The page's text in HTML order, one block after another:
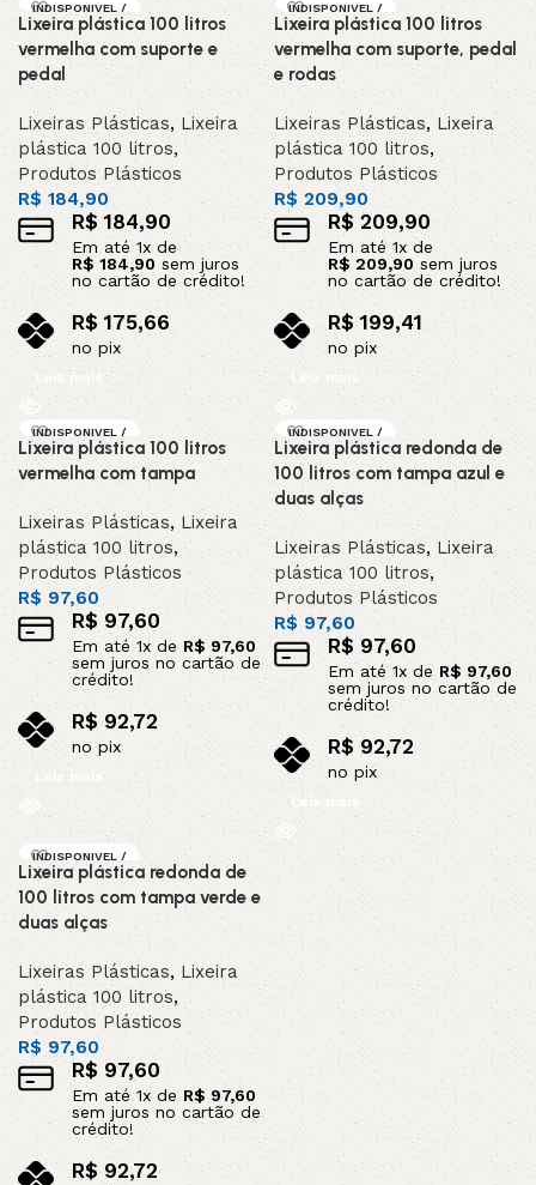
INDISPONIVEL /
SOB ENCOMEND
A
Lixeira plástica 100 litros
vermelha com suporte e
pedal
Lixeiras Plásticas, Lixeira
plástica 100 litros,
Produtos Plásticos
R$184,90
R$ 184,90
Em até 1x de
R$ 184,90sem juros
no cartão de crédito!
R$175,66
no pix
Leia mais
INDISPONIVEL /
SOB ENCOMEND
A
Lixeira plástica 100 litros
vermelha com suporte, pedal
e rodas
Lixeiras Plásticas,Lixeira
plástica 100 litros,
Produtos Plásticos
R$209,90
R$ 209,90
Em até1x de
R$ 209,90 sem juros
no cartão de crédito!
R$199,41
no pix
Leia mais
INDISPONIVEL /
SOB ENCOMEND
A
Lixeira plástica 100 litros
vermelha com tampa
Lixeiras Plásticas, Lixeira
plástica 100 litros,
Produtos Plásticos
R$97,60
R$ 97,60
Em até1x de R$97,60
sem juros no cartão de
crédito!
R$ 92,72
no pix
Leia mais
INDISPONIVEL /
SOB ENCOMEND
A
Lixeira plástica redonda de
100 litros com tampa azul e
duas alças
Lixeiras Plásticas, Lixeira
plástica 100 litros,
Produtos Plásticos
R$97,60
R$ 97,60
Em até1x de R$ 97,60
sem juros no cartão de
crédito!
R$ 92,72
no pix
Leia mais
INDISPONIVEL /
SOB ENCOMEND
A
Lixeira plástica redonda de
100 litros com tampa verde e
duas alças
Lixeiras Plásticas, Lixeira
plástica 100 litros,
Produtos Plásticos
R$97,60
R$ 97,60
Em até 1x de R$97,60
sem juros no cartão de
crédito!
R$92,72